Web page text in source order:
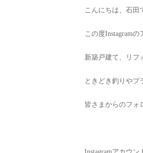
こんにちは、石田
この度Instagram
新築戸建て、リフ
ときどき釣りや
皆さまからのフォ